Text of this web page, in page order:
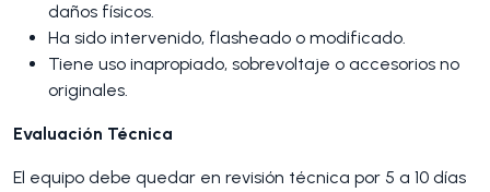
daños físicos.
Ha sido intervenido, flasheado o modificado.
Tiene uso inapropiado, sobrevoltaje o accesorios no
originales.
Evaluación Técnica
El equipo debe quedar en revisión técnica por 5 a 10 días